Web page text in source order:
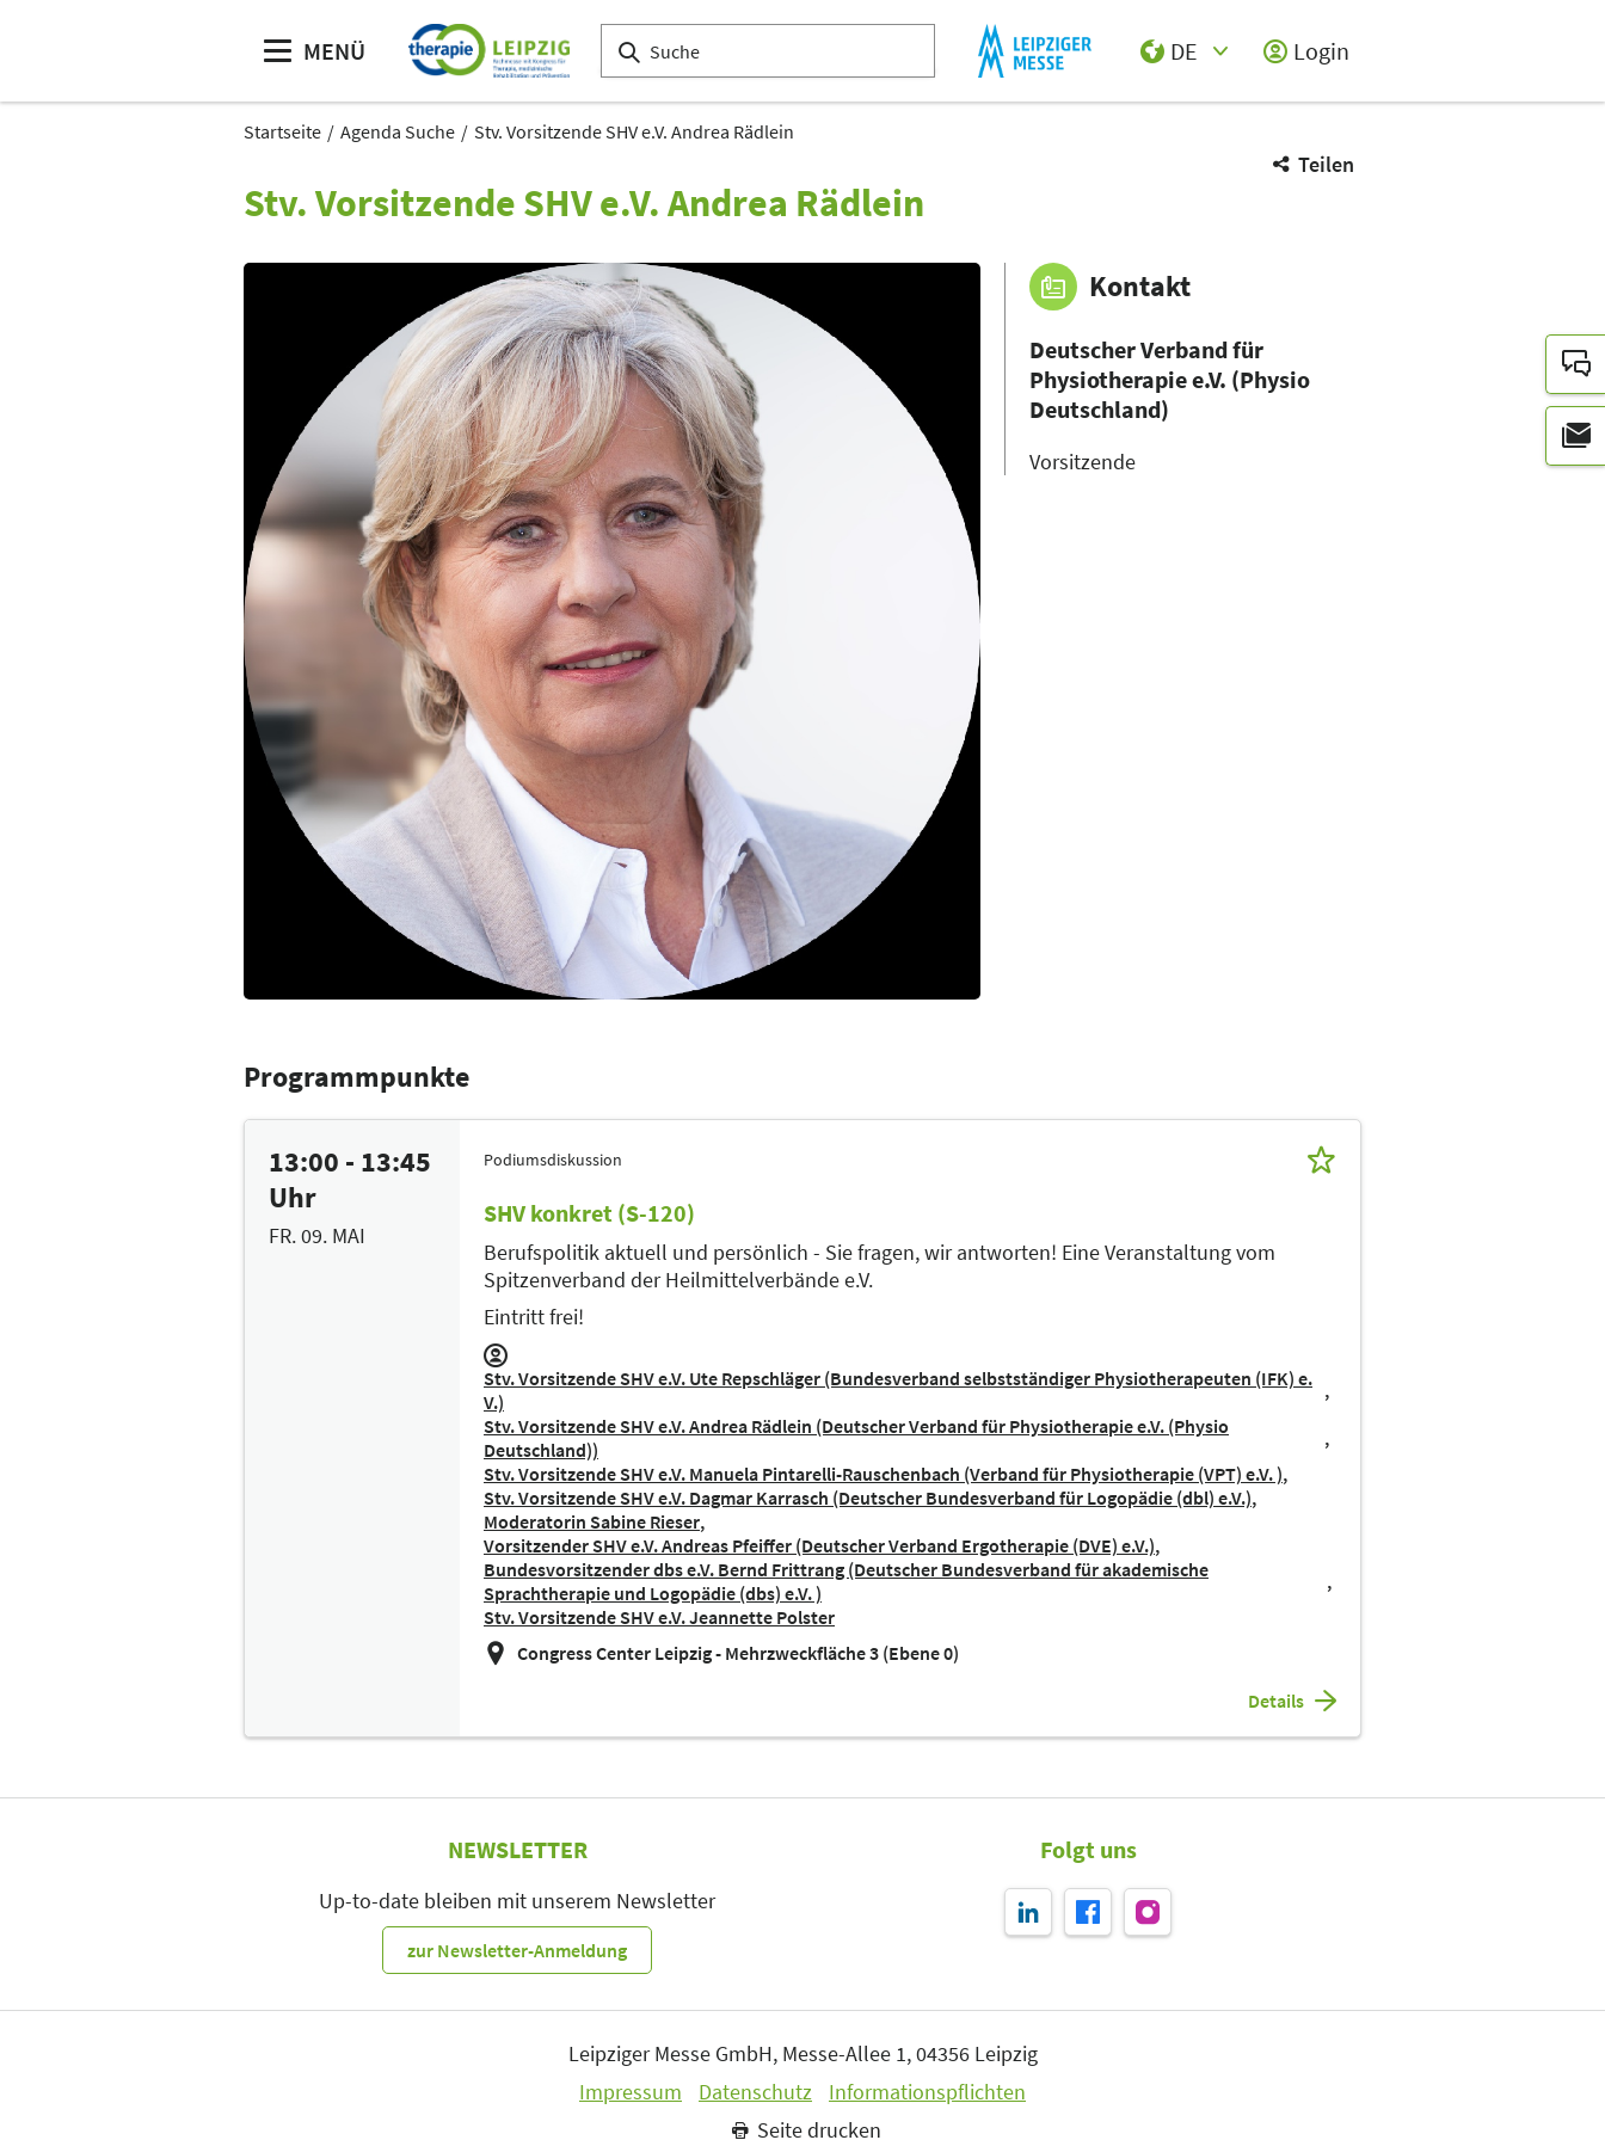
MENÜ
DE
Login
Startseite Agenda Suche Stv. Vorsitzende SHV e.V. Andrea Rädlein
Teilen
Stv. Vorsitzende SHV e.V. Andrea Rädlein
Kontakt
Deutscher Verband für
Physiotherapie e.V. (Physio
Deutschland)
Vorsitzende
Programmpunkte
13:00 - 13:45
Uhr
FR. 09. MAI
Podiumsdiskussion
SHV konkret (S-120)
Berufspolitik aktuell und persönlich - Sie fragen, wir antworten! Eine Veranstaltung vom
Spitzenverband der Heilmittelverbände e.V.
Eintritt frei!
Stv. Vorsitzende SHV e.V. Ute Repschläger (Bundesverband selbstständiger Physiotherapeuten (IFK) e.
V.)
Stv. Vorsitzende SHV e.V. Andrea Rädlein (Deutscher Verband für Physiotherapie e.V. (Physio
Deutschland))
Stv. Vorsitzende SHV e.V. Manuela Pintarelli-Rauschenbach (Verband für Physiotherapie (VPT) e.V. )
Stv. Vorsitzende SHV e.V. Dagmar Karrasch (Deutscher Bundesverband für Logopädie (dbl) e.V.)
Moderatorin Sabine Rieser
Vorsitzender SHV e.V. Andreas Pfeiffer (Deutscher Verband Ergotherapie (DVE) e.V.)
Bundesvorsitzender dbs e.V. Bernd Frittrang (Deutscher Bundesverband für akademische
Sprachtherapie und Logopädie (dbs) e.V. )
Stv. Vorsitzende SHV e.V. Jeannette Polster
Congress Center Leipzig - Mehrzweckfläche 3 (Ebene 0)
Details
NEWSLETTER
Up-to-date bleiben mit unserem Newsletter
zur Newsletter-Anmeldung
Folgt uns
Leipziger Messe GmbH, Messe-Allee 1, 04356 Leipzig
Impressum
Datenschutz
Informationspflichten
Seite drucken